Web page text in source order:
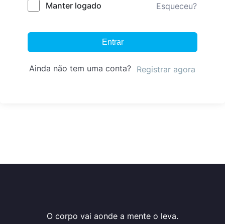
Manter logado Esqueceu?
Entrar
Ainda não tem uma conta? Registrar agora
O corpo vai aonde a mente o leva.